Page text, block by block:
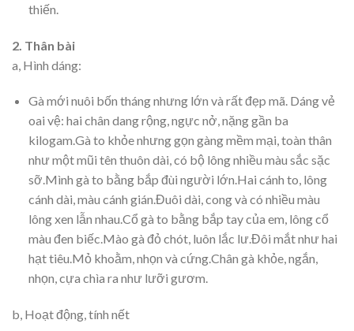
thiến.
2. Thân bài
a, Hình dáng:
Gà mới nuôi bốn tháng nhưng lớn và rất đẹp mã. Dáng vẻ
oai vệ: hai chân dang rộng, ngực nở, nặng gần ba
kilogam.Gà to khỏe nhưng gọn gàng mềm mại, toàn thân
như một mũi tên thuôn dài, có bộ lông nhiều màu sắc sặc
sỡ.Mình gà to bằng bắp đùi người lớn.Hai cánh to, lông
cánh dài, màu cánh gián.Đuôi dài, cong và có nhiều màu
lông xen lẫn nhau.Cổ gà to bằng bắp tay của em, lông cổ
màu đen biếc.Mào gà đỏ chót, luôn lắc lư.Đôi mắt như hai
hạt tiêu.Mỏ khoằm, nhọn và cứng.Chân gà khỏe, ngắn,
nhọn, cựa chìa ra như lưỡi gươm.
b, Hoạt động, tính nết